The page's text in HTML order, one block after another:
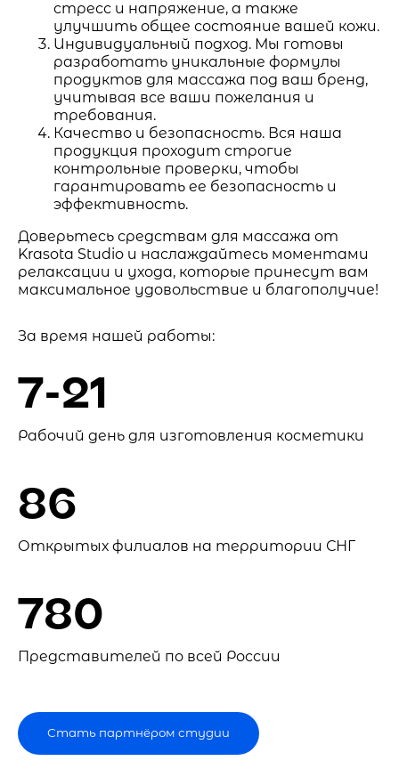
стресс и напряжение, а также
улучшить общее состояние вашей кожи.
Индивидуальный подход. Мы готовы
разработать уникальные формулы
продуктов для массажа под ваш бренд,
учитывая все ваши пожелания и
требования.
Качество и безопасность. Вся наша
продукция проходит строгие
контрольные проверки, чтобы
гарантировать ее безопасность и
эффективность.
Доверьтесь средствам для массажа от
Krasota Studio и наслаждайтесь моментами
релаксации и ухода, которые принесут вам
максимальное удовольствие и благополучие!
За время нашей работы:
7-21
Рабочий день для изготовления косметики
86
Открытых филиалов на территории СНГ
780
Представителей по всей России
Стать партнёром студии